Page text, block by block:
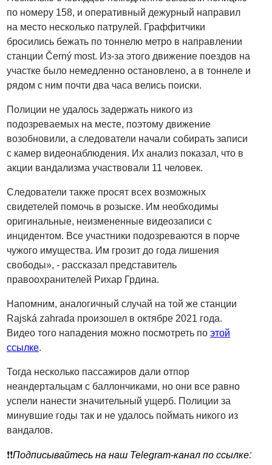
по номеру 158, и оперативный дежурный направил
на место несколько патрулей. Граффитчики
бросились бежать по тоннелю метро в направлении
станции Černý most. Из-за этого движение поездов на
участке было немедленно остановлено, а в тоннеле и
рядом с ним почти два часа велись поиски.
Полиции не удалось задержать никого из
подозреваемых на месте, поэтому движение
возобновили, а следователи начали собирать записи
с камер видеонаблюдения. Их анализ показал, что в
акции вандализма участвовали 11 человек.
Следователи также просят всех возможных
свидетелей помочь в розыске. Им необходимы
оригинальные, неизмененные видеозаписи с
инцидентом. Все участники подозреваются в порче
чужого имущества. Им грозит до года лишения
свободы», - рассказал представитель
правоохранителей Рихар Грдина.
Напомним, аналогичный случай на той же станции
Rajská zahrada произошел в октябре 2021 года.
Видео того нападения можно посмотреть поэтой
ссылке.
Тогда несколько пассажиров дали отпор
неандертальцам с баллончиками, но они все равно
успели нанести значительный ущерб. Полиции за
минувшие годы так и не удалось поймать никого из
вандалов.
❗️❗️Подписывайтесь на наш Telegram-канал по ссылке: